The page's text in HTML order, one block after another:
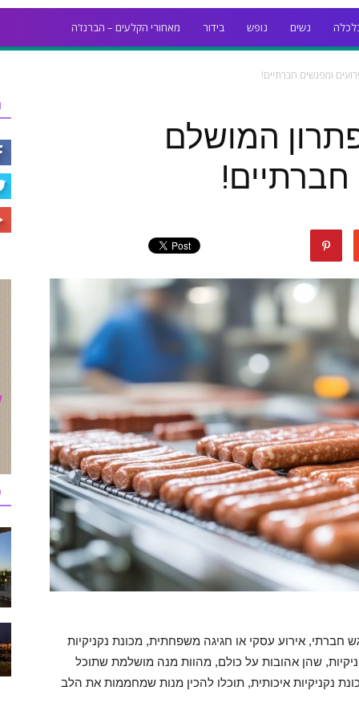
נשים נופש בידור מאחורי הקלעים – הברנז'ה
ומפגשים חברתיים!
המושלם
חברתיים!
אירוע עסקי או חגיגה משפחתית, מכונת נקניקיות
שהן אהובות על כולם, מהוות מנה מושלמת שתוכל
נקניקיות איכותית, תוכלו להכין מנות שמחממות את הלב